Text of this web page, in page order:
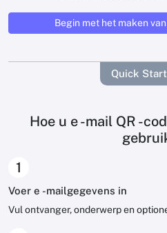
Begin met het maken van
Quick
Hoe u e -mail QR -
1
Voer e -mailgegevens in
Vul ontvanger, onderwerp en